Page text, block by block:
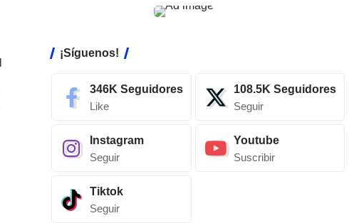
¡Síguenos!
346K Seguidores
Like
108.5K Seguidores
Seguir
Instagram
Seguir
Youtube
Suscribir
Tiktok
Seguir